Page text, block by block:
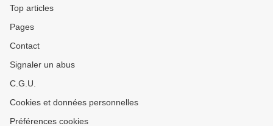
Top articles
Pages
Contact
Signaler un abus
C.G.U.
Cookies et données personnelles
Préférences cookies